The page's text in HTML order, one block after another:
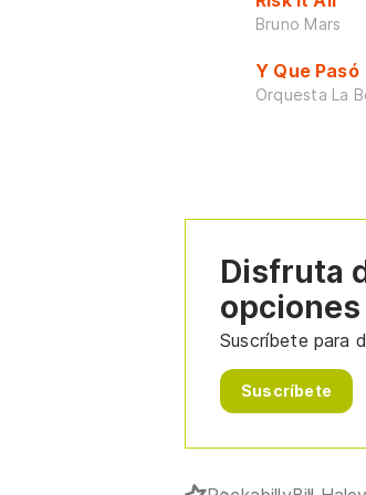
Bruno Mars
Y Que Pasó
Orquesta La
Disfruta
Suscríbete para
Suscríbete